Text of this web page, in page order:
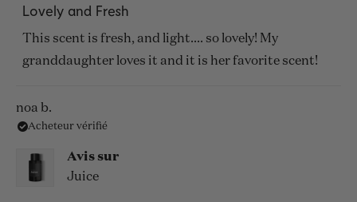
5
sur
5
étoiles
Lovely and Fresh
This scent is fresh, and light.... so lovely! My
granddaughter loves it and it is her favorite scent!
noa b.
Acheteur vérifié
Avis sur
Juice